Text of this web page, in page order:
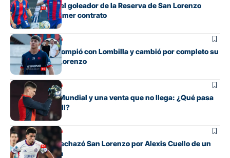
Un defensor y el goleador de la Reserva de San Lorenzo
firmarán su primer contrato
Mercado de pases
El juvenil que rompió con Lombilla y cambió por completo su
futuro en San Lorenzo
Mercado de pases
Entre su gran Mundial y una venta que no llega: ¿Qué pasa
con Orlando Gill?
Mercado de pases
La oferta que rechazó San Lorenzo por Alexis Cuello de un
club de España